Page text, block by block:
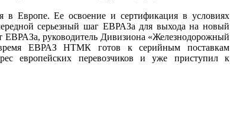
в Европе. Ее освоение и сертификация в условиях
серьезный шаг ЕВРАЗа для выхода на новый
руководитель Дивизиона «Железнодорожный
ЕВРАЗ НТМК готов к серийным поставкам
европейских перевозчиков и уже приступил к